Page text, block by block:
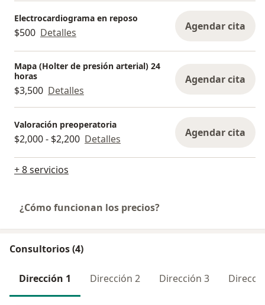
Electrocardiograma en reposo
$500 Detalles Agendar cita
Mapa (Holter de presión arterial) 24
horas
$3,500 Detalles
Agendar cita
Valoración preoperatoria
$2,000 - $2,200 Detalles Agendar cita
+ 8 servicios
¿Cómo funcionan los precios?
Consultorios (4)
Dirección 1 Dirección 2 Dirección 3